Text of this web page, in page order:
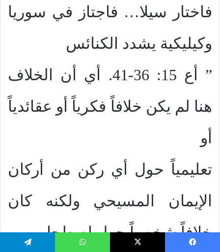
فاختار سيلا… فاجتاز في سوريا
وكيليكية يشدد الكنائس
” أع 15: 36-41. أي أن الخلاف
هنا لم يكن خلافاً فكرياً أو عقائدياً
أو
تعليمياً حول أي ركن من أركان
الإيمان المسيحي ولكنه كان
خلافاً شخصياً حول اصطحاب